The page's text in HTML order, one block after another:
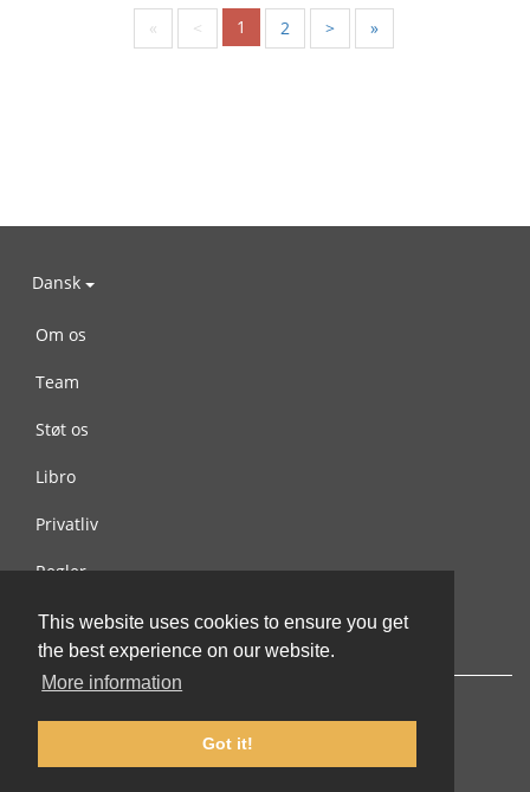
This website uses cookies to ensure you get
the best experience on our website.
More information
Got it!
« < 1 2 > »
Dansk
Om os
Team
Støt os
Libro
Privatliv
Regler
Kontakt os
© 2002-2026 lernu.net |Impressum